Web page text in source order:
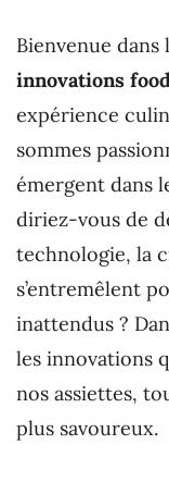
Bienvenue dans
innovations
expérience
sommes
émergent dans
diriez-vous de
technologie, la
s’entremêlent
inattendus ?
les innovations
nos assiettes,
plus savoureux.